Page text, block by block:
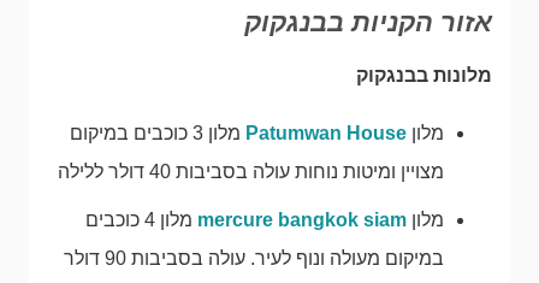
אזור הקניות בבנגקוק
מלונות בבנגקוק
מלון Patumwan House
מלון 3 כוכבים במיקום
מצויין ומיטות נוחות עולה בסביבות 40 דולר ללילה
מלון mercure bangkok siam
מלון 4 כוכבים
במיקום מעולה ונוף לעיר. עולה בסביבות 90 דולר